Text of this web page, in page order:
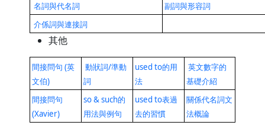
名詞與代名詞
副詞與形容詞
介係詞與連接詞
其他
間接問句 (英
文伯)
動狀詞/準動
詞
used to的用
法
英文數字的
基礎介紹
間接問句
(Xavier)
so & such的
用法與例句
used to表過
去的習慣
關係代名詞文
法概論